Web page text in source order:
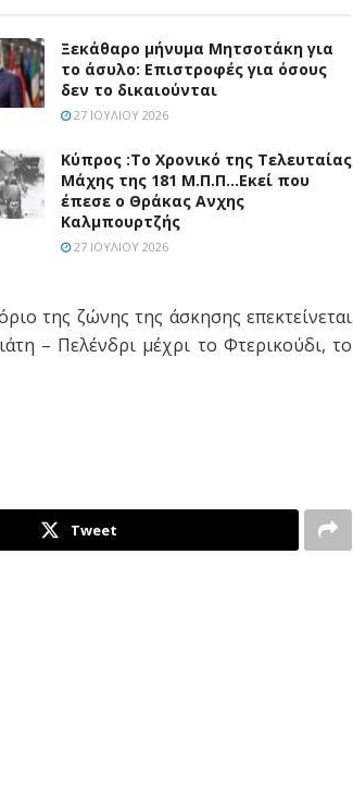
Ξεκάθαρο μήνυμα Μητσοτάκη για
το άσυλο: Επιστροφές για όσους
δεν το δικαιούνται
27 ΙΟΥΛΊΟΥ 2026
Κύπρος :Το Χρονικό της Τελευταίας
Μάχης της 181 Μ.Π.Π…Εκεί που
έπεσε ο Θράκας Ανχης
Καλμπουρτζής
27 ΙΟΥΛΊΟΥ 2026
της ζώνης της άσκησης επεκτείνεται
– Πελένδρι μέχρι το Φτερικούδι, το
Tweet